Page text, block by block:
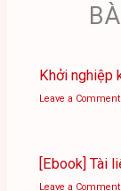
Khởi nghiệp
Leave a Comment
[Ebook] Tài
Leave a Comment